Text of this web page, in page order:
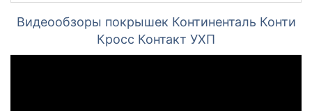
Видеообзоры покрышек Континенталь Конти
Кросс Контакт УХП